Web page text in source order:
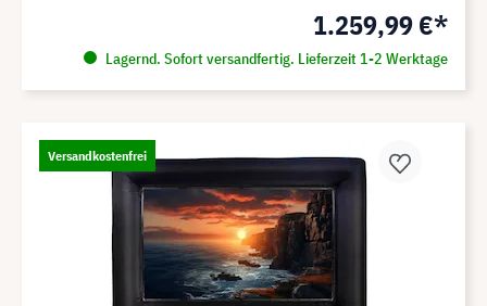
1.259,99 €*
Lagernd. Sofort versandfertig. Lieferzeit 1-2 Werktage
Versandkostenfrei